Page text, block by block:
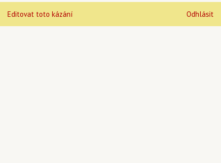
Editovat toto kázání Odhlásit